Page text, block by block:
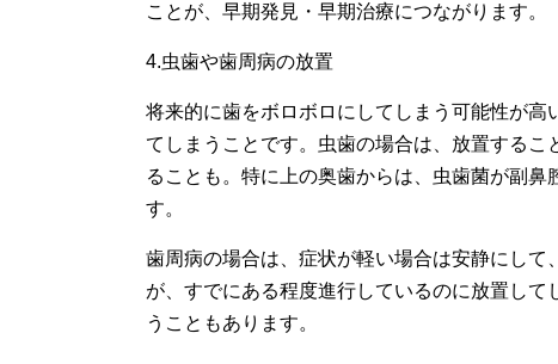
ことが、早期発見・早期治療につながります。
4.虫歯や歯周病の放置
将来的に歯をボロボロにしてしまう可能性が
てしまうことです。虫歯の場合は、放置する
ることも。特に上の奥歯からは、虫歯菌が副
す。
歯周病の場合は、症状が軽い場合は安静にし
が、すでにある程度進行しているのに放置し
うこともあります。